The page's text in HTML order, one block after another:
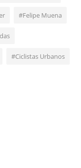
#Felipe Muena
#Ciclistas Urbanos